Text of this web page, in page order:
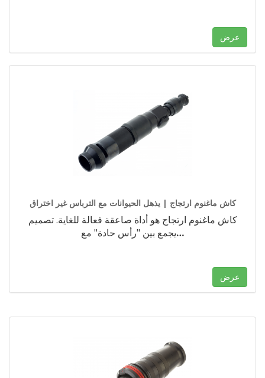
عرض
كاش ماغنوم ارتجاج | يذهل الحيوانات مع الترباس غير اختراق
كاش ماغنوم ارتجاج هو أداة صاعقة فعالة للغاية. تصميم
يجمع بين "رأس حادة" مع…
عرض